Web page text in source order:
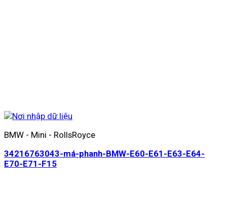
BMW - Mini - RollsRoyce
34216763043-má-phanh-BMW-E60-E61-E63-E64-
E70-E71-F15